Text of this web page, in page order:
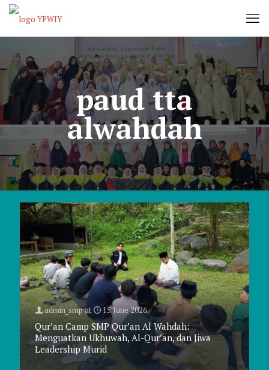
paud tta
alwahdah
admin_smpat 15 June 2026
Qur’an Camp SMP Qur’an Al Wahdah:
Menguatkan Ukhuwah, Al-Qur’an, dan Jiwa
Leadership Murid